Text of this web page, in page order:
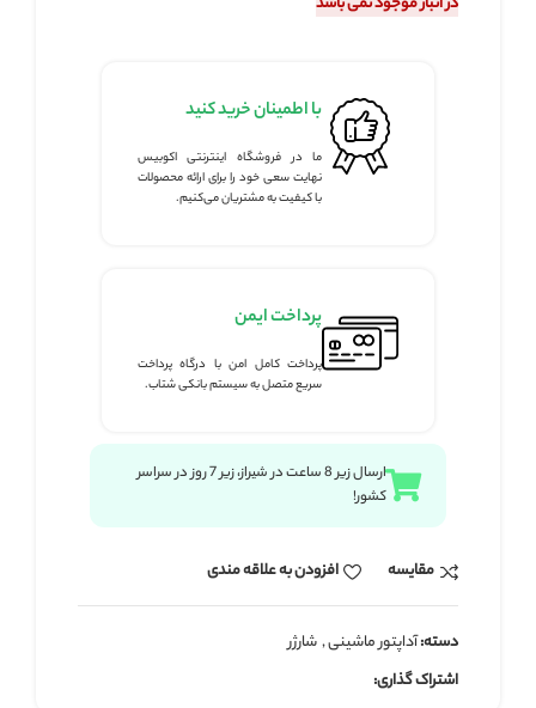
با اطمینان خرید کنید
ما در فروشگاه اینترنتی اکوبیس
نهایت سعی خود را برای ارائه محصولات
با کیفیت به مشتریان می‌کنیم.
پرداخت ایمن
پرداخت کامل امن با درگاه پرداخت
سریع متصل به سیستم بانکی شتاب.
ارسال زیر 8 ساعت در شیراز، زیر 7 روز در سراسر
کشور!
مقايسه افزودن به علاقه مندی
دسته:آداپتور ماشینی,شارژر
اشتراک گذاری: